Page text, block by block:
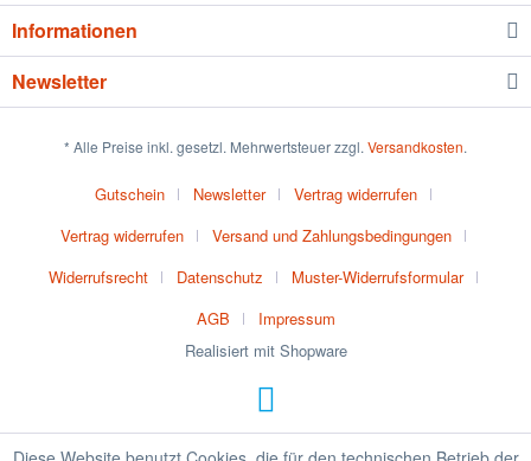
Informationen
Newsletter
* Alle Preise inkl. gesetzl. Mehrwertsteuer zzgl. Versandkosten.
Gutschein Newsletter
Vertrag widerrufen
Vertrag widerrufen
Versand und Zahlungsbedingungen
Widerrufsrecht
Datenschutz
Muster-Widerrufsformular
AGB
Impressum
Realisiert mit Shopware